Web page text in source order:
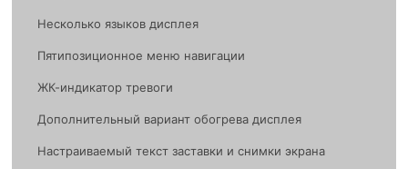
Несколько языков дисплея
Пятипозиционное меню навигации
ЖК-индикатор тревоги
Дополнительный вариант обогрева дисплея
Настраиваемый текст заставки и снимки экрана